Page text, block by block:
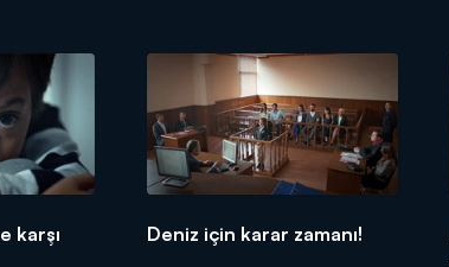
karşı
Deniz için karar zamanı!